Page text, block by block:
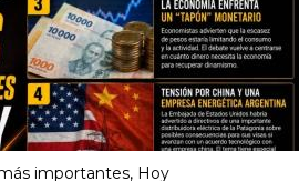
importantes, Hoy